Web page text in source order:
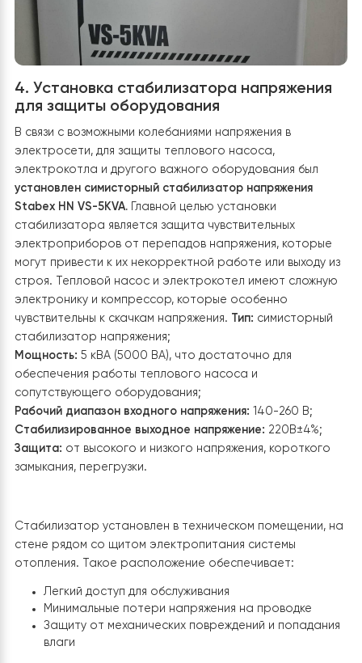
змеевик в бойлере, через который циркулирует
теплоноситель. Если температура воды
автоматически включается электронагревательный
элемент.Гидравлическая схема трубопроводов
обеспечить стабильную работу всех потребителей
тепла, система оснащена запорными и
балансировочными кранами для регулирования
Тепловой насос подключен к существующим
трубопроводам с минимальными изменениями.
Расширительный бак для компенсации перепадов
давления Расширительный бак предотвращает
повреждение оборудования из-за расширения
теплоносителя при нагревании и помогает
поддерживать стабильное давление в системе. Он
установлен в верхней точке системы и оборудован
предохранительным клапаном.
для защиты оборудования
В связи с возможными колебаниями напряжения в